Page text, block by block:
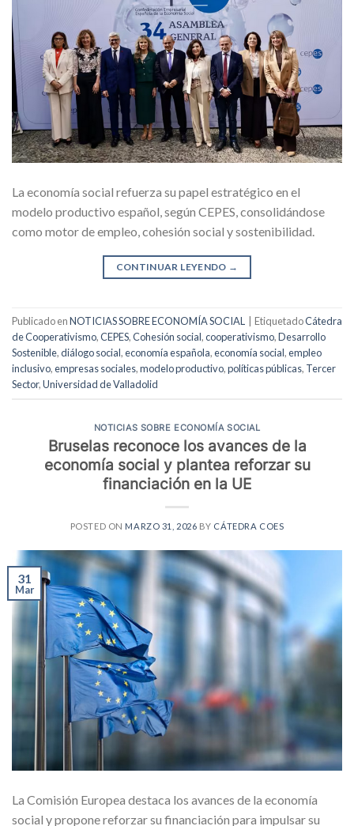
La economía social refuerza su papel estratégico en el
modelo productivo español, según CEPES, consolidándose
como motor de empleo, cohesión social y sostenibilidad.
CONTINUAR LEYENDO →
Publicado enNOTICIAS SOBRE ECONOMÍA SOCIAL EtiquetadoCátedra
de Cooperativismo,CEPES,Cohesión social,cooperativismo,Desarrollo
Sostenible,diálogo social,economía española,economía social,empleo
inclusivo,empresas sociales,modelo productivo,políticas públicas, Tercer
Sector,Universidad de Valladolid
NOTICIAS SOBRE ECONOMÍA SOCIAL
Bruselas reconoce los avances de la
economía social y plantea reforzar su
financiación en la UE
POSTED ON MARZO 31, 2026 BY CÁTEDRA COES
31
Mar
La Comisión Europea destaca los avances de la economía
social y propone reforzar su financiación para impulsar su